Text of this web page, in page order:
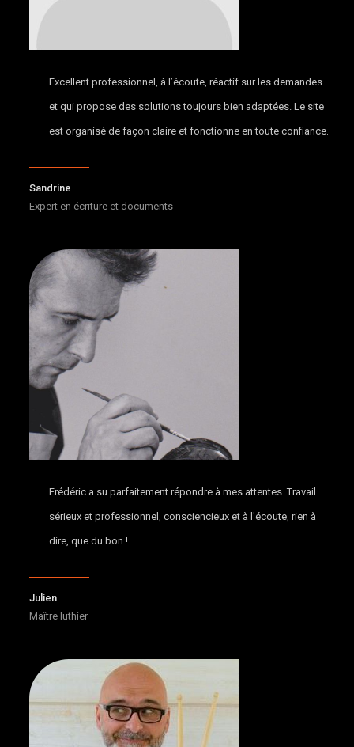
Excellent professionnel, à l’écoute, réactif sur les demandes
et qui propose des solutions toujours bien adaptées. Le site
est organisé de façon claire et fonctionne en toute confiance.
Sandrine
Expert en écriture et documents
Frédéric a su parfaitement répondre à mes attentes. Travail
sérieux et professionnel, consciencieux et à l'écoute, rien à
dire, que du bon !
Julien
Maître luthier